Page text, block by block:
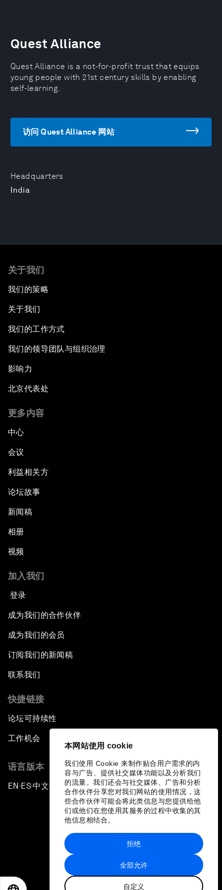
本网站使用 cookie
我们使用 Cookie 来制作贴合用户需求的内
容与广告、提供社交媒体功能以及分析我们
的流量。我们还会与社交媒体、广告和分析
合作伙伴分享您对我们网站的使用情况，这
些合作伙伴可能会将此类信息与您提供给他
们或他们在您使用其服务的过程中收集的其
他信息相结合。
全部允许
自定义
拒绝
Headquarters
India
Quest Alliance
Quest Alliance is a not-for-profit trust that equips
young people with 21st century skills by enabling
self-learning.
访问 Quest Alliance 网站
关于我们
我们的策略
关于我们
我们的工作方式
我们的领导团队与组织治理
影响力
北京代表处
更多内容
中心
会议
利益相关方
论坛故事
新闻稿
相册
视频
加入我们
登录
成为我们的合作伙伴
成为我们的会员
订阅我们的新闻稿
联系我们
快捷链接
论坛可持续性
工作机会
语言版本
EN ▪ES▪中文▪ 日本語
站点地图